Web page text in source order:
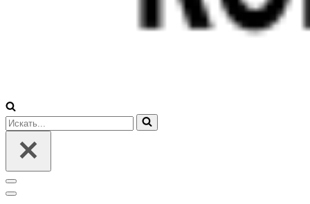
Искать...
Меню
навигации
Меню